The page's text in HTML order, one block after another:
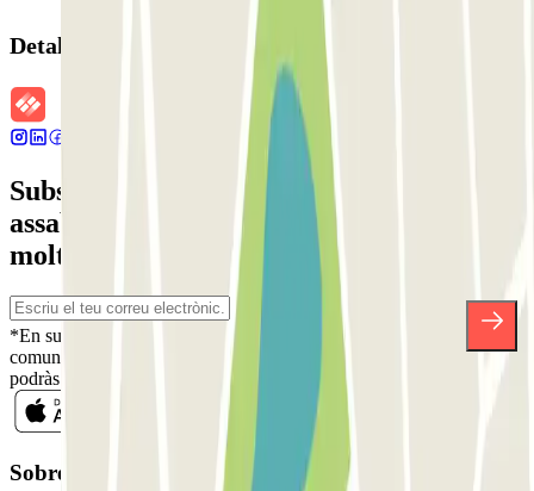
Detalls de la reserva
Subscriu-te a nostra newsletter i
assabenta't de descomptes, sortejos i
moltes altres sorpreses.
*En subscriure't acceptes la nostra Política de Privacitat per a rebre
comunicacions comercials de Parclick. Sense cap compromís,
podràs donar-te de baixa quan vulguis en la mateixa newsletter.
Sobre Parclick